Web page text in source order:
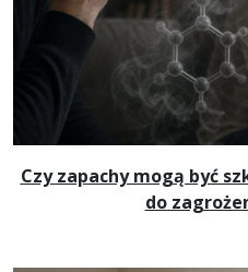
Czy zapachy mogą być
do